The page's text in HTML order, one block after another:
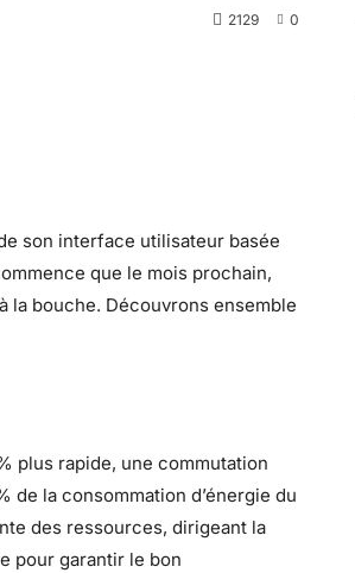
0
2129
son interface utilisateur basée
que le mois prochain,
la bouche. Découvrons ensemble
plus rapide, une commutation
la consommation d’énergie du
des ressources, dirigeant la
pour garantir le bon